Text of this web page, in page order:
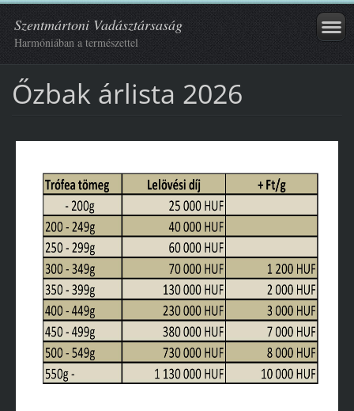
Szentmártoni Vadásztársaság
Harmóniában a természettel
Őzbak árlista 2026